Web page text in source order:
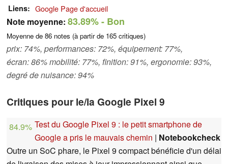
Liens Google Page d'accueil
Note moyenne: 83.89%- Bon
Moyenne de 86 notes (à partir de 165 critiques)
prix: 74%, performances: 72%, équipement: 77%,
écran: 86% mobilité: 77%, finition: 91%, ergonomie: 93%,
degré de nuisance: 94%
Critiques pour le/la Google Pixel 9
84.9% Test du Google Pixel 9 : le petit smartphone de
Google a pris le mauvais chemin | Notebookcheck
Outre un SoC phare, le Pixel 9 compact bénéficie d'un délai